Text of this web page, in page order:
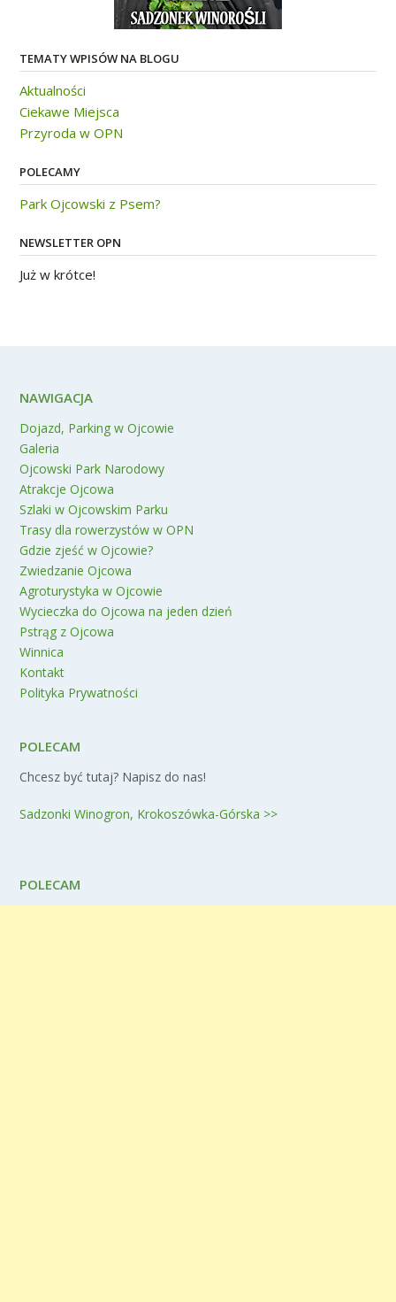
TEMATY WPISÓW NA BLOGU
Aktualności
Ciekawe Miejsca
Przyroda w OPN
POLECAMY
Park Ojcowski z Psem?
NEWSLETTER OPN
Już w krótce!
NAWIGACJA
Dojazd, Parking w Ojcowie
Galeria
Ojcowski Park Narodowy
Atrakcje Ojcowa
Szlaki w Ojcowskim Parku
Trasy dla rowerzystów w OPN
Gdzie zjeść w Ojcowie?
Zwiedzanie Ojcowa
Agroturystyka w Ojcowie
Wycieczka do Ojcowa na jeden dzień
Pstrąg z Ojcowa
Winnica
Kontakt
Polityka Prywatności
POLECAM
Chcesz być tutaj? Napisz do nas!
Sadzonki Winogron, Krokoszówka-Górska >>
POLECAM